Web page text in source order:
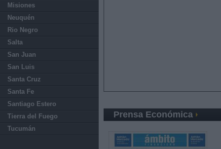
Misiones
Neuquén
Rio Negro
Salta
San Juan
San Luis
Santa Cruz
Santa Fe
Santiago Estero
Tierra del Fuego
Tucumán
Prensa Económica